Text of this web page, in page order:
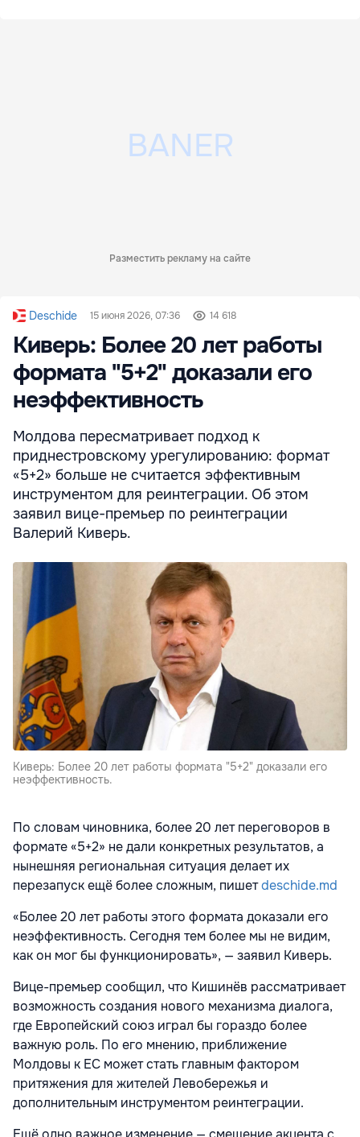
Разместить рекламу на сайте
Deschide 15 июня 2026, 07:36 14 618
Киверь: Более 20 лет работы
формата "5+2" доказали его
неэффективность
Молдова пересматривает подход к
приднестровскому урегулированию: формат
«5+2» больше не считается эффективным
инструментом для реинтеграции. Об этом
заявил вице-премьер по реинтеграции
Валерий Киверь.
Киверь: Более 20 лет работы формата "5+2" доказали его
неэффективность.
По словам чиновника, более 20 лет переговоров в
формате «5+2» не дали конкретных результатов, а
нынешняя региональная ситуация делает их
перезапуск ещё более сложным, пишетdeschide.md
«Более 20 лет работы этого формата доказали его
неэффективность. Сегодня тем более мы не видим,
как он мог бы функционировать», — заявил Киверь.
Вице-премьер сообщил, что Кишинёв рассматривает
возможность создания нового механизма диалога,
где Европейский союз играл бы гораздо более
важную роль. По его мнению, приближение
Молдовы к ЕС может стать главным фактором
притяжения для жителей Левобережья и
дополнительным инструментом реинтеграции.